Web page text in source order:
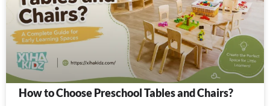
How to Choose Preschool Tables and Chairs?